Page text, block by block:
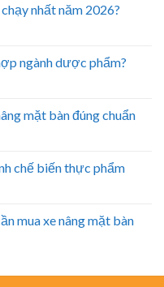
nhất năm 2026?
ngành dược phẩm?
mặt bàn đúng chuẩn
chế biến thực phẩm
mua xe nâng mặt bàn